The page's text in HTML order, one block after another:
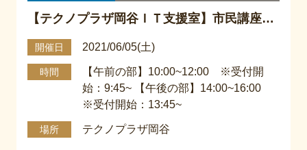
【テクノプラザ岡谷ＩＴ支援室】市民講座
『塗り替えセミナー』
開催日 2021/06/05(土)
時間
【午前の部】10:00~12:00 ※受付開
始：9:45~ 【午後の部】14:00~16:00
※受付開始：13:45~
場所 テクノプラザ岡谷